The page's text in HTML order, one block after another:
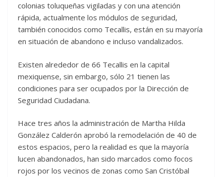
colonias toluqueñas vigiladas y con una atención
rápida, actualmente los módulos de seguridad,
también conocidos como Tecallis, están en su mayoría
en situación de abandono e incluso vandalizados.
Existen alrededor de 66 Tecallis en la capital
mexiquense, sin embargo, sólo 21 tienen las
condiciones para ser ocupados por la Dirección de
Seguridad Ciudadana.
Hace tres años la administración de Martha Hilda
González Calderón aprobó la remodelación de 40 de
estos espacios, pero la realidad es que la mayoría
lucen abandonados, han sido marcados como focos
rojos por los vecinos de zonas como San Cristóbal